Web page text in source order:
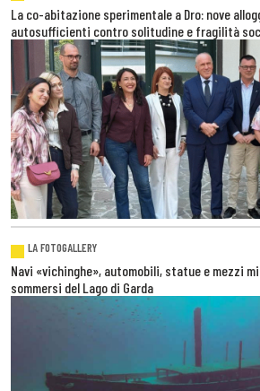
La co-abitazione sperimentale a Dro: nove
autosufficienti contro solitudine e fragilità
LA FOTOGALLERY
Navi «vichinghe», automobili, statue e mezzi
sommersi del Lago di Garda